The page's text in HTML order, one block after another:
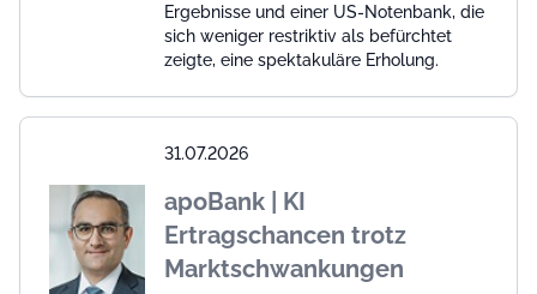
Ergebnisse und einer US-Notenbank, die
sich weniger restriktiv als befürchtet
zeigte, eine spektakuläre Erholung.
31.07.2026
apoBank | KI
Ertragschancen trotz
Marktschwankungen